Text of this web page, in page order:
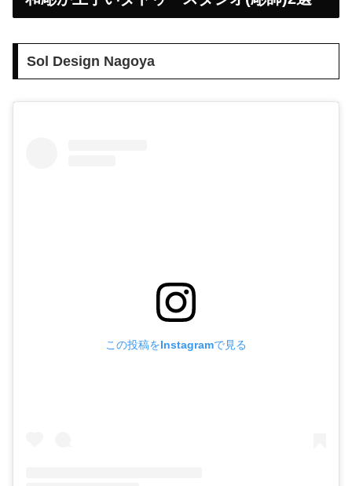
Sol Design Nagoya
この投稿をInstagramで見る